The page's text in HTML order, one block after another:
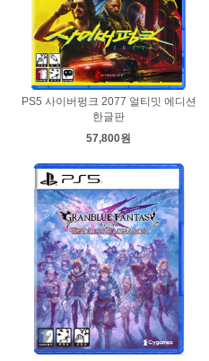
PS5 사이버펑크 2077 얼티밋 에디션
한글판
57,800원